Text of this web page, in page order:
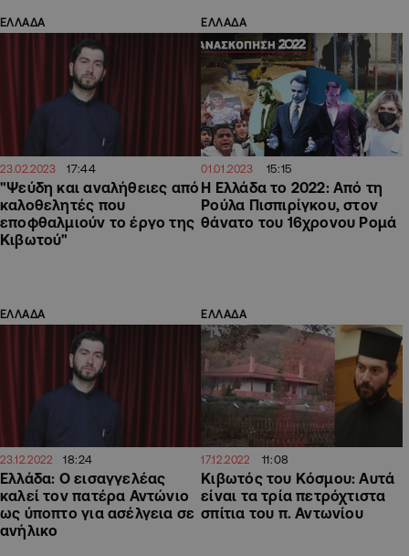
ΕΛΛΑΔΑ
23.02.2023 17:44
"Ψεύδη και αναλήθειες από
καλοθελητές που
εποφθαλμιούν το έργο της
Κιβωτού"
ΕΛΛΑΔΑ
01.01.2023 15:15
Η Ελλάδα το 2022: Από τη
Ρούλα Πισπιρίγκου, στον
θάνατο του 16χρονου Ρομά
ΕΛΛΑΔΑ
23.12.2022 18:24
Ελλάδα: Ο εισαγγελέας
καλεί τον πατέρα Αντώνιο
ως ύποπτο για ασέλγεια σε
ανήλικο
ΕΛΛΑΔΑ
17.12.2022 11:08
Κιβωτός του Κόσμου: Αυτά
είναι τα τρία πετρόχτιστα
σπίτια του π. Αντωνίου